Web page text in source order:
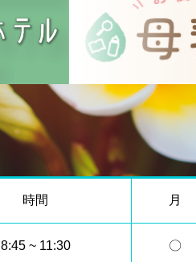
時間 月
8:45 ~ 11:30 〇